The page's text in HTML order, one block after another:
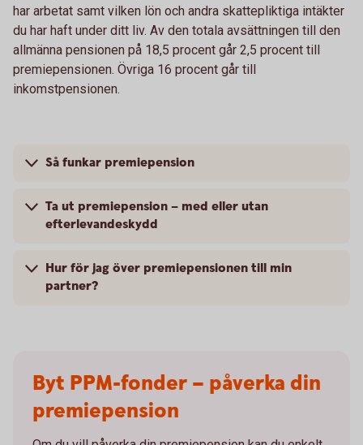
har arbetat samt vilken lön och andra skattepliktiga intäkter
du har haft under ditt liv. Av den totala avsättningen till den
allmänna pensionen på 18,5 procent går 2,5 procent till
premiepensionen. Övriga 16 procent går till
inkomstpensionen.
Så funkar premiepension
Ta ut premiepension – med eller utan
efterlevandeskydd
Hur för jag över premiepensionen till min
partner?
Byt PPM-fonder – påverka din
premiepension